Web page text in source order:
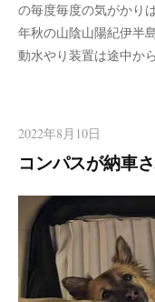
の毎度毎度の気がかり
年秋の山陰山陽紀伊半
動水やり装置は途中か
2022年8月10日
コンパスが納車